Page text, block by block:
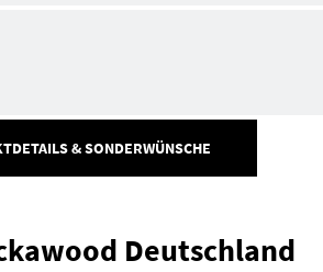
& SONDERWÜNSCHE
Deutschland